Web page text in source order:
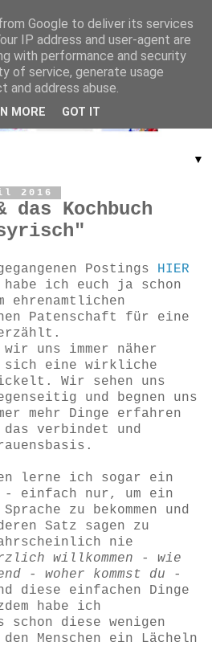
▼
2016
das Kochbuch
Postings HIER
habe ich euch ja schon
ehrenamtlichen
Patenschaft für eine
uns immer näher
sich eine wirkliche
Wir sehen uns
und begnen uns
mehr Dinge erfahren
verbindet und
lerne ich sogar ein
- einfach nur, um ein
zu bekommen und
Satz sagen zu
nie
willkommen - wie
- woher kommst du -
diese einfachen Dinge
habe ich
diese wenigen
Menschen ein Lächeln
Google to deliver its services
IP address and user-agent are
with performance and security
of service, generate usage
address abuse.
MORE GOT IT